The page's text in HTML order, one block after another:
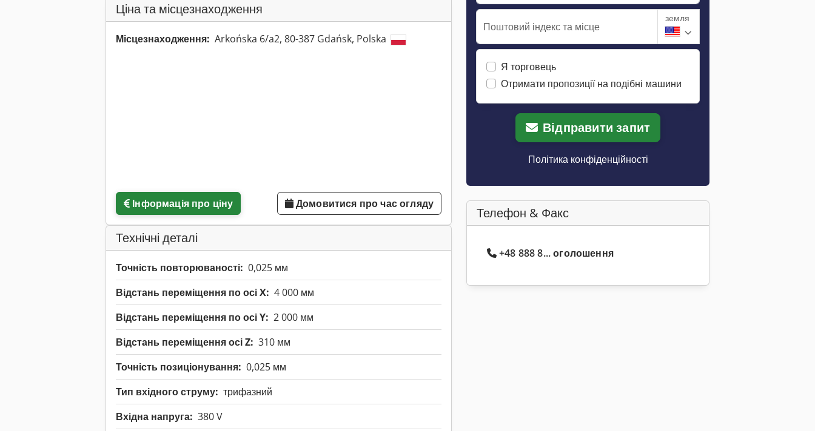
Ціна та місцезнаходження
Місцезнаходження: Arkońska 6/a2, 80-387 Gdańsk, Polska
Інформація про ціну Домовитися про час огляду
Технічні деталі
Точність повторюваності: 0,025 мм
Відстань переміщення по осі X: 4 000 мм
Відстань переміщення по осі Y: 2 000 мм
Відстань переміщення осі Z: 310 мм
Точність позиціонування: 0,025 мм
Тип вхідного струму: трифазний
Вхідна напруга: 380 V
Поштовий індекс та місце
земля
Я торговець
Отримати пропозиції на подібні машини
Відправити запит
Політика конфіденційності
Телефон & Факс
+48 888 8... оголошення